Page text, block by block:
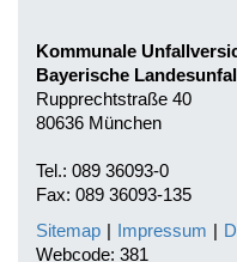
Kommunale
Bayerische
Rupprechtstraße 40
80636 München
Tel.: 089 36093-0
Fax: 089 36093-135
Sitemap
Impressum
Webcode: 381